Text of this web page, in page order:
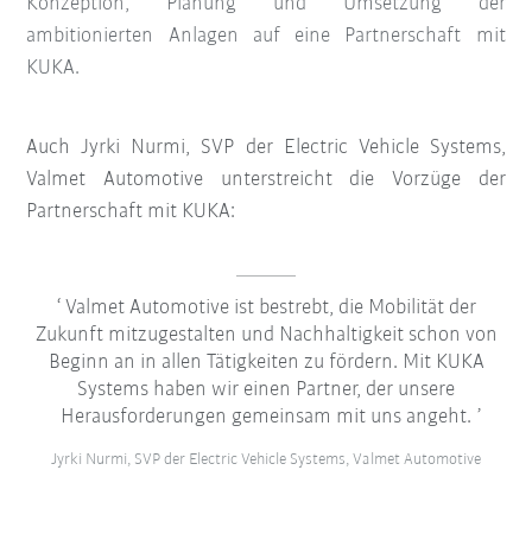
ambitionierten Anlagen auf eine Partnerschaft mit
KUKA.
Auch Jyrki Nurmi, SVP der Electric Vehicle Systems,
Valmet Automotive unterstreicht die Vorzüge der
Partnerschaft mit KUKA:
Valmet Automotive ist bestrebt, die Mobilität der
Zukunft mitzugestalten und Nachhaltigkeit schon von
Beginn an in allen Tätigkeiten zu fördern. Mit KUKA
Systems haben wir einen Partner, der unsere
Herausforderungen gemeinsam mit uns angeht.
Jyrki Nurmi, SVP der Electric Vehicle Systems, Valmet Automotive